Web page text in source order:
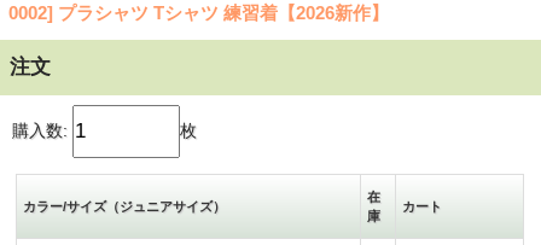
0002] プラシャツ Tシャツ 練習着【2026新作】
注文
購入数: 枚
カラー/サイズ（ジュニアサイズ）
在
庫
カート